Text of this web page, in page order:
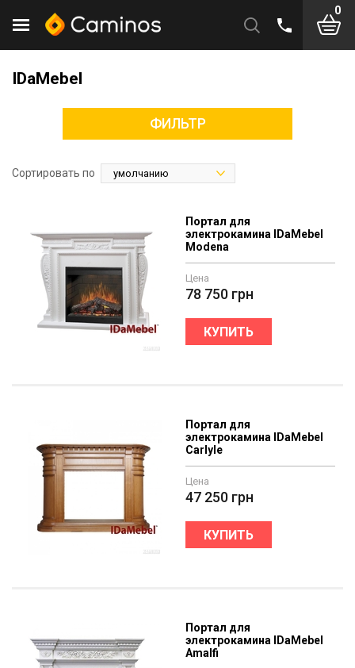
0
IDaMebel
ФИЛЬТР
Сортировать по
Портал для
электрокамина IDaMebel
Modena
Цена
78 750 грн
КУПИТЬ
Портал для
электрокамина IDaMebel
Carlyle
Цена
47 250 грн
КУПИТЬ
Портал для
электрокамина IDaMebel
Amalfi